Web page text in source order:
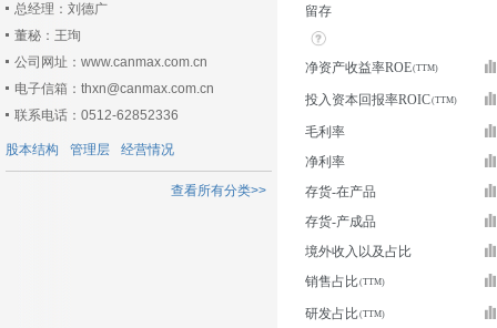
总经理：刘德广
董秘：王珣
公司网址：www.canmax.com.cn
电子信箱：thxn@canmax.com.cn
联系电话：0512-62852336
股本结构 管理层 经营情况
查看所有分类>>
留存
净资产收益率ROE
投入资本回报率ROIC
毛利率
净利率
存货-在产品
存货-产成品
境外收入以及占比
销售占比
研发占比